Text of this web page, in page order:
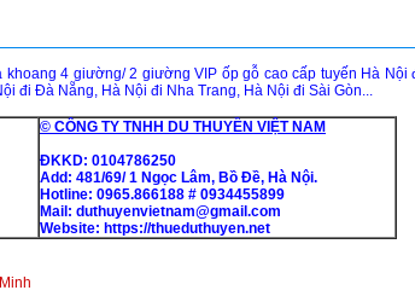
khoang 4 giường/ 2 giường VIP ốp gỗ cao cấp tuyến Hà Nội
đi Đà Nẵng, Hà Nội đi Nha Trang, Hà Nội đi Sài Gòn...
© CÔNG TY TNHH DU THUYỀN VIỆT NAM
ĐKKD: 0104786250
Add: 481/69/ 1 Ngọc Lâm, Bồ Đề, Hà Nội.
Hotline: 0965.866188 # 0934455899
Mail: duthuyenvietnam@gmail.com
Website: https://thueduthuyen.net